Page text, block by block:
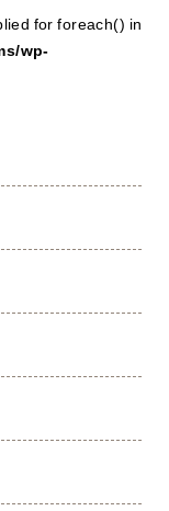
for foreach() in
wp-